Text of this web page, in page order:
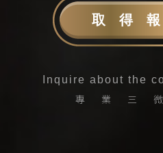
取得
Inquire about the
專業三